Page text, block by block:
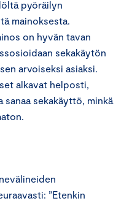
pyöräilyn
mainoksesta.
on hyvän tavan
sekakäytön
arvoiseksi asiaksi.
alkavat helposti,
sekakäyttö, minkä
”Etenkin